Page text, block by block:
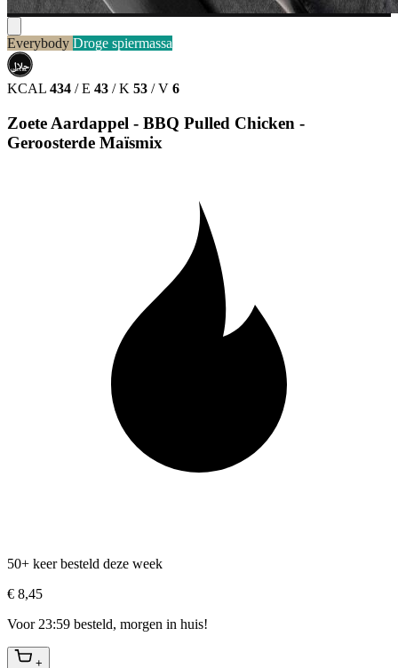
Everybody Droge spiermassa
حلال
HALAL
KCAL 434 / E 43 / K 53 / V 6
Zoete Aardappel - BBQ Pulled Chicken -
Geroosterde Maïsmix
50+ keer besteld deze week
€ 8,45
Voor 23:59 besteld, morgen in huis!
+